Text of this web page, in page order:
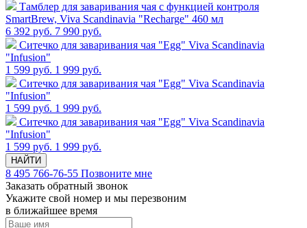
Тамблер для заваривания чая с функцией контроля
SmartBrew, Viva Scandinavia "Recharge" 460 мл
6 392 руб. 7 990 руб.
Cитечко для заваривания чая "Egg" Viva Scandinavia
"Infusion"
1 599 руб. 1 999 руб.
Cитечко для заваривания чая "Egg" Viva Scandinavia
"Infusion"
1 599 руб. 1 999 руб.
Cитечко для заваривания чая "Egg" Viva Scandinavia
"Infusion"
1 599 руб. 1 999 руб.
НАЙТИ
8 495 766-76-55 Позвоните мне
Заказать обратный звонок
Укажите свой номер и мы перезвоним
в ближайшее время